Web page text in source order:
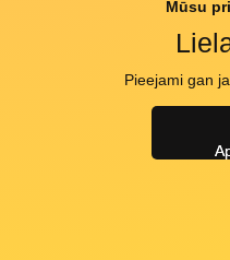
Mūsu
Pieejami gan